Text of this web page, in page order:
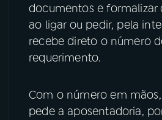
documentos e formalizar
ao ligar ou pedir, pela
recebe direto o número
requerimento.
Com o número em
pede a aposentadoria,